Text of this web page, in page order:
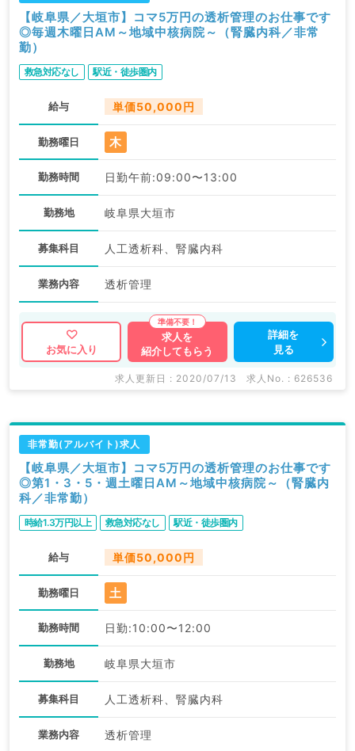
【岐阜県／大垣市】コマ5万円の透析管理のお仕事です
◎毎週木曜日AM～地域中核病院～（腎臓内科／非常
勤）
救急対応なし 駅近・徒歩圏内
給与 単価50,000円
勤務曜日 木
勤務時間 日勤午前:09:00〜13:00
勤務地 岐阜県大垣市
募集科目 人工透析科、腎臓内科
業務内容 透析管理
お気に入り
求人を
紹介してもらう
詳細を
見る
求人更新日 : 2020/07/13 求人No. : 626536
非常勤(アルバイト)求人
【岐阜県／大垣市】コマ5万円の透析管理のお仕事です
◎第1・3・5・週土曜日AM～地域中核病院～（腎臓内
科／非常勤）
時給1.3万円以上 救急対応なし 駅近・徒歩圏内
給与 単価50,000円
勤務曜日 土
勤務時間 日勤:10:00〜12:00
勤務地 岐阜県大垣市
募集科目 人工透析科、腎臓内科
業務内容 透析管理